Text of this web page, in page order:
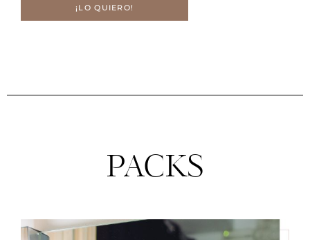
¡LO QUIERO!
PACKS